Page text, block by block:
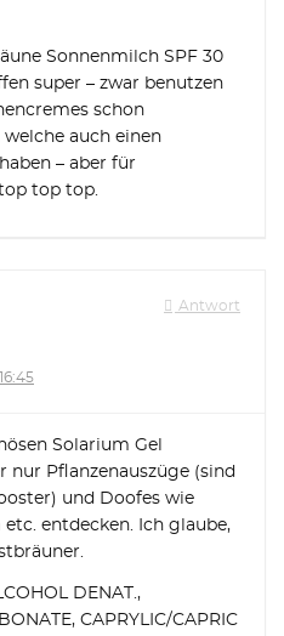
Sonnenmilch SPF 30
super – zwar benutzen
schon
auch einen
– aber für
top top.
Antwort
Solarium Gel
nur Pflanzenauszüge (sind
und Doofes wie
entdecken. Ich glaube,
DENAT.,
CAPRYLIC/CAPRIC